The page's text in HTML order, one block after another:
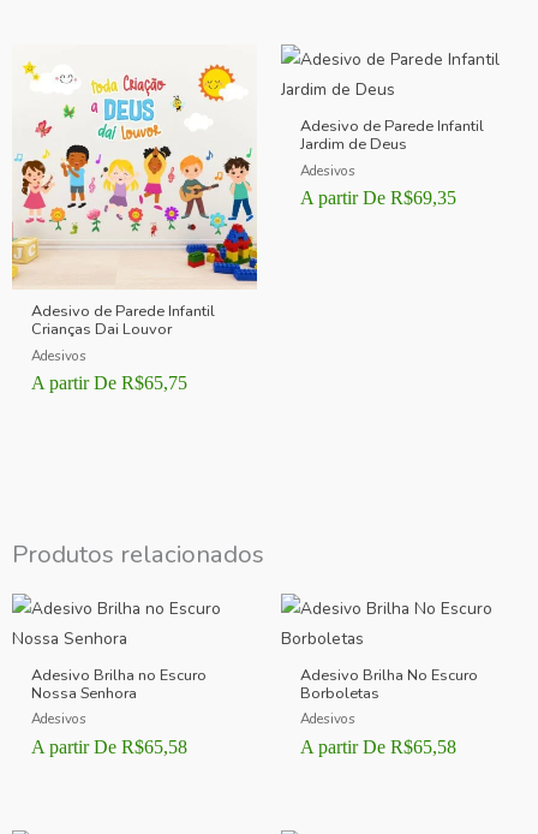
Adesivo de Parede Infantil
Crianças Dai Louvor
Adesivos
A partir De R$65,75
Adesivo de Parede Infantil
Jardim de Deus
Adesivos
A partir De R$69,35
Produtos relacionados
Adesivo Brilha no Escuro
Nossa Senhora
Adesivos
A partir De R$65,58
Adesivo Brilha No Escuro
Borboletas
Adesivos
A partir De R$65,58